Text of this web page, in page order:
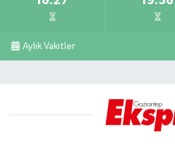
Aylık Vakitler